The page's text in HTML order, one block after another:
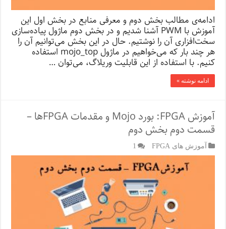
ادامه‌ی مطالب بخش دوم و معرفی منابع در بخش اول این
آموزش با PWM آشنا شدیم و در بخش دوم ماژول پیاده‌سازی
سخت‌افزاری آن را نوشتیم. حال در این بخش می‌توانیم آن را
هر چند بار که می‌خواهیم در ماژول mojo_top استفاده
کنیم. با استفاده از این قابلیت وریلاگ، می‌توان …
ادامه نوشته »
آموزش FPGA: بورد Mojo و مقدمات FPGA‌ها –
قسمت دوم بخش دوم
آموزش های FPGA 1